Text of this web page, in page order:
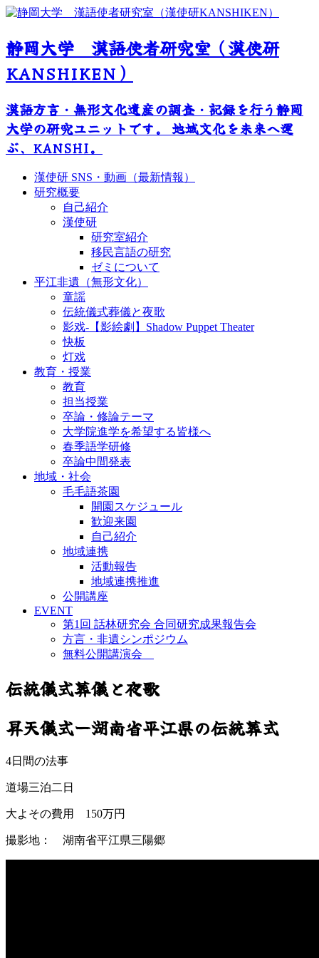
静岡大学 漢語使者研究室（漢使研
KANSHIKEN）
漢語方言・無形文化遺産の調査・記録を行う静岡
大学の研究ユニットです。 地域文化を未来へ運
ぶ、KANSHI。
漢使研 SNS・動画（最新情報）
研究概要
自己紹介
漢使研
研究室紹介
移民言語の研究
ゼミについて
平江非遺（無形文化）
童謡
伝統儀式葬儀と夜歌
影戏-【影絵劇】Shadow Puppet Theater
快板
灯戏
教育・授業
教育
担当授業
卒論・修論テーマ
大学院進学を希望する皆様へ
春季語学研修
卒論中間発表
地域・社会
毛毛語茶園
開園スケジュール
歓迎来園
自己紹介
地域連携
活動報告
地域連携推進
公開講座
EVENT
第1回 話林研究会 合同研究成果報告会
方言・非遺シンポジウム
無料公開講演会
伝統儀式葬儀と夜歌
昇天儀式ー湖南省平江県の伝統葬式
4日間の法事
道場三泊二日
大よその費用 150万円
撮影地： 湖南省平江県三陽郷